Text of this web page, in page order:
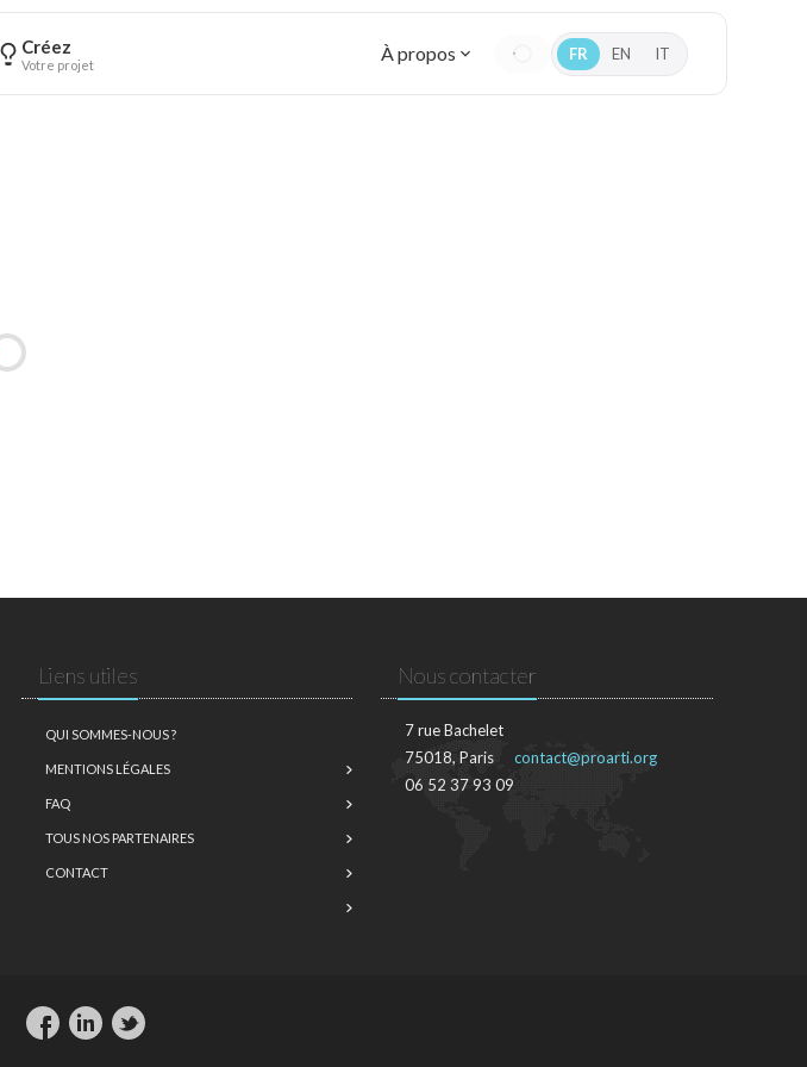
Créez
Votre projet À propos FR EN IT
Liens utiles
QUI SOMMES-NOUS ?
MENTIONS LÉGALES
FAQ
TOUS NOS PARTENAIRES
CONTACT
Nous contacter
7 rue Bachelet
75018, Paris
06 52 37 93 09
contact@proarti.org